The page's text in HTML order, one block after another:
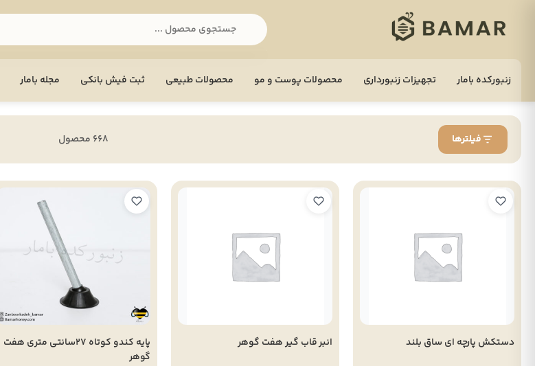
زنبورکده بامار تجهيزات زنبورداری محصولات پوست و مو محصولات طبیعی ثبت فیش بانکی مجله بامار
فیلترها 668 محصول
دستکش پارچه ای ساق بلند انبر قاب گیر هفت گوهر
پایه کندو کوتاه 27سانتی متری هفت
گوهر